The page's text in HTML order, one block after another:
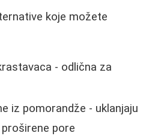
koje možete
- odlična za
iz pomorandže - uklanjaju
pore